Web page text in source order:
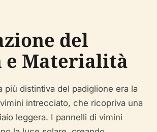
del
e Materialità
più distintiva del padiglione era la
intrecciato, che ricopriva una
leggera. I pannelli di vimini